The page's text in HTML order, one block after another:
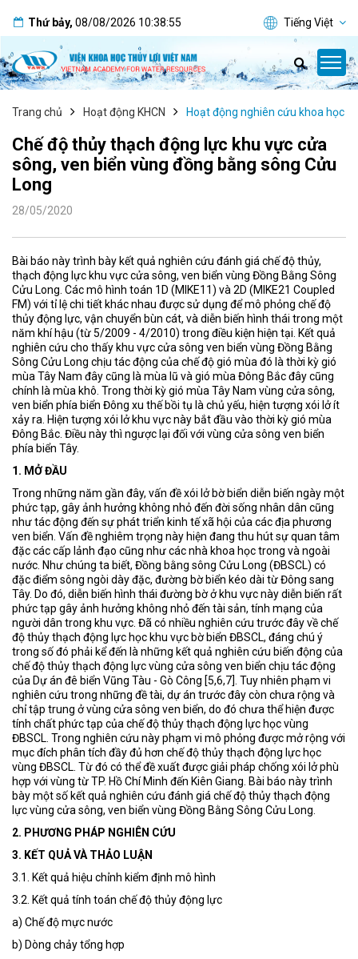
Thứ bảy, 08/08/2026 10:38:55 Tiếng Việt
Trang chủ Hoạt động KHCN Hoạt động nghiên cứu khoa học
Chế độ thủy thạch động lực khu vực cửa
sông, ven biển vùng đồng bằng sông Cửu
Long
28/05/2020
Bài báo này trình bày kết quả nghiên cứu đánh giá chế độ thủy,
thạch động lực khu vực cửa sông, ven biển vùng Đồng Bằng Sông
Cửu Long. Các mô hình toán 1D (MIKE11) và 2D (MIKE21 Coupled
FM) với tỉ lệ chi tiết khác nhau được sử dụng để mô phỏng chế độ
thủy động lực, vận chuyển bùn cát, và diễn biến hình thái trong một
năm khí hậu (từ 5/2009 - 4/2010) trong điều kiện hiện tại. Kết quả
nghiên cứu cho thấy khu vực cửa sông ven biển vùng Đồng Bằng
Sông Cửu Long chịu tác động của chế độ gió mùa đó là thời kỳ gió
mùa Tây Nam đây cũng là mùa lũ và gió mùa Đông Bắc đây cũng
chính là mùa khô. Trong thời kỳ gió mùa Tây Nam vùng cửa sông,
ven biển phía biển Đông xu thế bồi tụ là chủ yếu, hiện tượng xói lở ít
xảy ra. Hiện tượng xói lở khu vực này bắt đầu vào thời kỳ gió mùa
Đông Bắc. Điều này thì ngược lại đối với vùng cửa sông ven biển
phía biển Tây.
1. MỞ ĐẦU
Trong những năm gần đây, vấn đề xói lở bờ biển diễn biến ngày một
phức tạp, gây ảnh hưởng không nhỏ đến đời sống nhân dân cũng
như tác động đến sự phát triển kinh tế xã hội của các địa phương
ven biển. Vấn đề nghiêm trọng này hiện đang thu hút sự quan tâm
đặc các cấp lảnh đạo cũng như các nhà khoa học trong và ngoài
nước. Như chúng ta biết, Đồng bằng sông Cửu Long (ĐBSCL) có
đặc điểm sông ngòi dày đặc, đường bờ biển kéo dài từ Đông sang
Tây. Do đó, diễn biến hình thái đường bờ ở khu vực này diễn biến rất
phức tạp gây ảnh hưởng không nhỏ đến tài sản, tính mạng của
người dân trong khu vực. Đã có nhiều nghiên cứu trước đây về chế
độ thủy thạch động lực học khu vực bờ biển ĐBSCL, đáng chú ý
trong số đó phải kể đến là những kết quả nghiên cứu biến động của
chế độ thủy thạch động lực vùng cửa sông ven biển chịu tác động
của Dự án đê biển Vũng Tàu - Gò Công [5,6,7]. Tuy nhiên phạm vi
nghiên cứu trong những đề tài, dự án trước đây còn chưa rộng và
chỉ tập trung ở vùng cửa sông ven biển, do đó chưa thể hiện được
tính chất phức tạp của chế độ thủy thạch động lực học vùng
ĐBSCL. Trong nghiên cứu này phạm vi mô phỏng được mở rộng với
mục đích phân tích đầy đủ hơn chế độ thủy thạch động lực học
vùng ĐBSCL. Từ đó có thể đề xuất được giải pháp chống xói lở phù
hợp với vùng từ TP. Hồ Chí Minh đến Kiên Giang. Bài báo này trình
bày một số kết quả nghiên cứu đánh giá chế độ thủy thạch động
lực vùng cửa sông, ven biển vùng Đồng Bằng Sông Cửu Long.
2. PHƯƠNG PHÁP NGHIÊN CỨU
3. KẾT QUẢ VÀ THẢO LUẬN
3.1. Kết quả hiệu chỉnh kiểm định mô hình
3.2. Kết quả tính toán chế độ thủy động lực
a) Chế độ mực nước
b) Dòng chảy tổng hợp